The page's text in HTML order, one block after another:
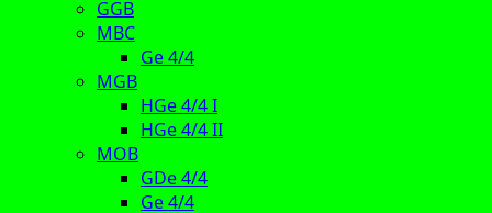
GGB
MBC
Ge 4/4
MGB
HGe 4/4 I
HGe 4/4 II
MOB
GDe 4/4
Ge 4/4